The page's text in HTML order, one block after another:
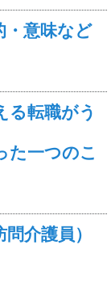
・意味など
る転職がう
た一つのこ
介護員）